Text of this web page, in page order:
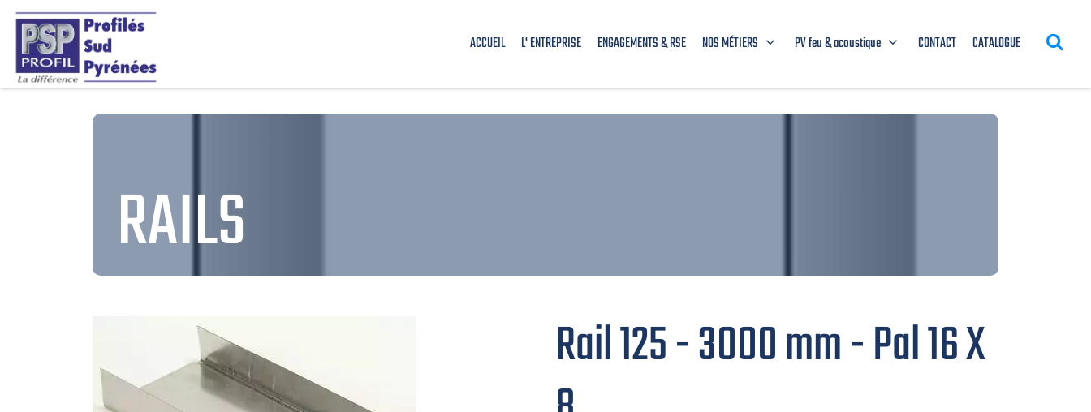
ACCUEIL L' ENTREPRISE ENGAGEMENTS & RSE NOS MÉTIERS PV feu & acoustique CONTACT CATALOGUE
RAILS
Rail 125 - 3000 mm - Pal 16 X